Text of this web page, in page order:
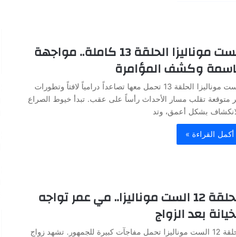
الست موناليزا الحلقة 13 كاملة.. مواجهة
وكشف المؤامرة
الست موناليزا الحلقة 13 تحمل معها تصاعداً درامياً لافتاً وتطورات
متوقعة تقلب مسار الأحداث رأساً على عقب. تبدأ خيوط الصراع
بشكل أعمق، وتد
أكمل القراءة »
الحلقة 12 الست موناليزا.. مي عمر تواجه
بعد الزواج
الحلقة 12 الست موناليزا تحمل مفاجآت كبيرة للجمهور. تشهد زواج